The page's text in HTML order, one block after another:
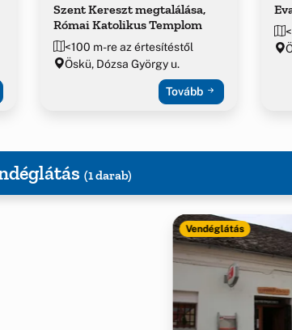
Szent Kereszt megtalálása,
Római Katolikus Templom
<100 m-re az értesítéstől
Öskü, Dózsa György u.
Tovább
(1 darab)
Vendéglátás